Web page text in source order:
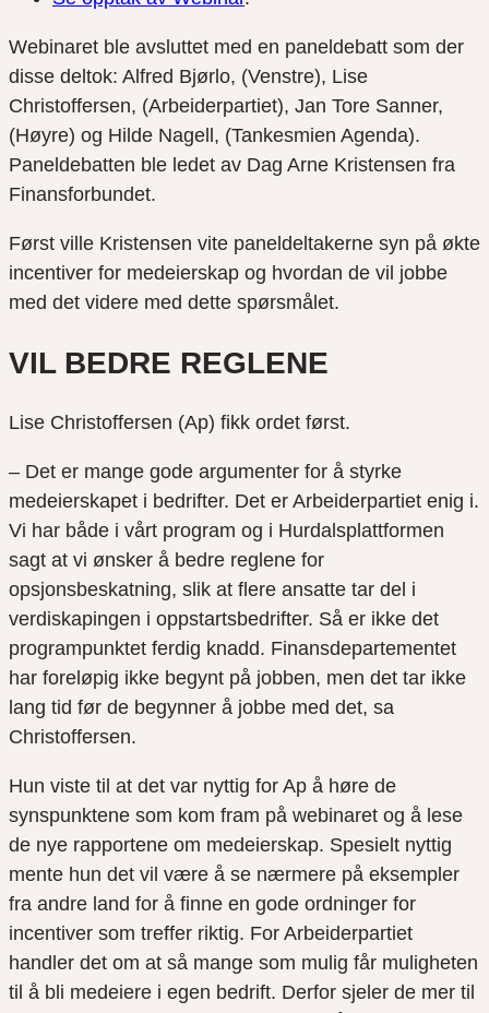
Webinaret ble avsluttet med en paneldebatt som der
disse deltok: Alfred Bjørlo, (Venstre), Lise
Christoffersen, (Arbeiderpartiet), Jan Tore Sanner,
(Høyre) og Hilde Nagell, (Tankesmien Agenda).
Paneldebatten ble ledet av Dag Arne Kristensen fra
Finansforbundet.
Først ville Kristensen vite paneldeltakerne syn på økte
incentiver for medeierskap og hvordan de vil jobbe
med det videre med dette spørsmålet.
VIL BEDRE REGLENE
Lise Christoffersen (Ap) fikk ordet først.
– Det er mange gode argumenter for å styrke
medeierskapet i bedrifter. Det er Arbeiderpartiet enig i.
Vi har både i vårt program og i Hurdalsplattformen
sagt at vi ønsker å bedre reglene for
opsjonsbeskatning, slik at flere ansatte tar del i
verdiskapingen i oppstartsbedrifter. Så er ikke det
programpunktet ferdig knadd. Finansdepartementet
har foreløpig ikke begynt på jobben, men det tar ikke
lang tid før de begynner å jobbe med det, sa
Christoffersen.
Hun viste til at det var nyttig for Ap å høre de
synspunktene som kom fram på webinaret og å lese
de nye rapportene om medeierskap. Spesielt nyttig
mente hun det vil være å se nærmere på eksempler
fra andre land for å finne en gode ordninger for
incentiver som treffer riktig. For Arbeiderpartiet
handler det om at så mange som mulig får muligheten
til å bli medeiere i egen bedrift. Derfor sjeler de mer til